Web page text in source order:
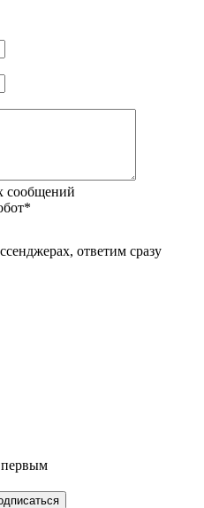
сообщений
*
ответим сразу
первым